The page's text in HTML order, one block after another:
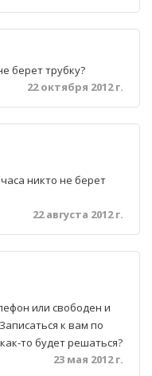
берет трубку?
22 октября 2012 г.
никто не берет
22 августа 2012 г.
или свободен и
к вам по
то будет решаться?
23 мая 2012 г.